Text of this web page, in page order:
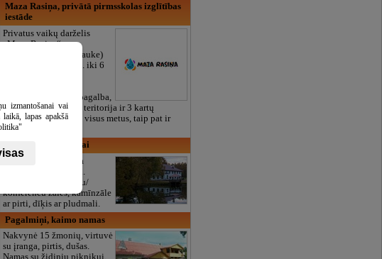
Maza Rasiņa, privātā pirmsskolas izglītības
iestāde
Privatus vaikų darželis
„Maza Rasiņa“
Pardaugavoje (Zasulauke)
vaikams nuo 10 mėn. iki 6
logopedas, speciali pagalba,
būreliai, didelė žalia teritorija ir 3 kartų
maitinimas. Dirbame visus metus, taip pat ir
vasarą!
Zāģeri, svečių namai
Bioloģiski sertificēta
saimniecība, mājlopi.
Naktsmītnes, banketu/
konferenču zāles, kamīnzāle
ar pirti, dīķis ar pludmali.
Pagalmiņi, kaimo namas
Nakvynė 15 žmonių, virtuvė
su įranga, pirtis, dušas.
izmantošanai vai
lapas apakšā